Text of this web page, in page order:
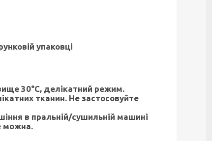
упаковці
30°С, делікатний режим.
тканин. Не застосовуйте
в пральній/сушильній машині
можна.